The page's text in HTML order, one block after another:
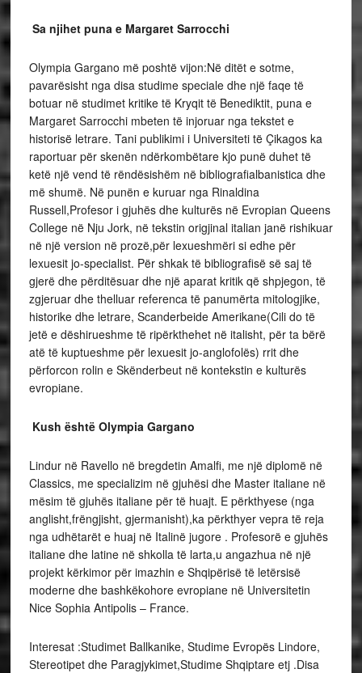
Sa njihet puna e Margaret Sarrocchi
Olympia Gargano më poshtë vijon:Në ditët e sotme,
pavarësisht nga disa studime speciale dhe një faqe të
botuar në studimet kritike të Kryqit të Benediktit, puna e
Margaret Sarrocchi mbeten të injoruar nga tekstet e
historisë letrare. Tani publikimi i Universiteti të Çikagos ka
raportuar për skenën ndërkombëtare kjo punë duhet të
ketë një vend të rëndësishëm në bibliografialbanistica dhe
më shumë. Në punën e kuruar nga Rinaldina
Russell,Profesor i gjuhës dhe kulturës në Evropian Queens
College në Nju Jork, në tekstin origjinal italian janë rishikuar
në një version në prozë,për lexueshmëri si edhe për
lexuesit jo-specialist. Për shkak të bibliografisë së saj të
gjerë dhe përditësuar dhe një aparat kritik që shpjegon, të
zgjeruar dhe thelluar referenca të panumërta mitologjike,
historike dhe letrare, Scanderbeide Amerikane(Cili do të
jetë e dëshirueshme të ripërkthehet në italisht, për ta bërë
atë të kuptueshme për lexuesit jo-anglofolës) rrit dhe
përforcon rolin e Skënderbeut në kontekstin e kulturës
evropiane.
Kush është Olympia Gargano
Lindur në Ravello në bregdetin Amalfi, me një diplomë në
Classics, me specializim në gjuhësi dhe Master italiane në
mësim të gjuhës italiane për të huajt. E përkthyese (nga
anglisht,frëngjisht, gjermanisht),ka përkthyer vepra të reja
nga udhëtarët e huaj në Italinë jugore . Profesorë e gjuhës
italiane dhe latine në shkolla të larta,u angazhua në një
projekt kërkimor për imazhin e Shqipërisë të letërsisë
moderne dhe bashkëkohore evropiane në Universitetin
Nice Sophia Antipolis – France.
Interesat :Studimet Ballkanike, Studime Evropës Lindore,
Stereotipet dhe Paragjykimet,Studime Shqiptare etj .Disa